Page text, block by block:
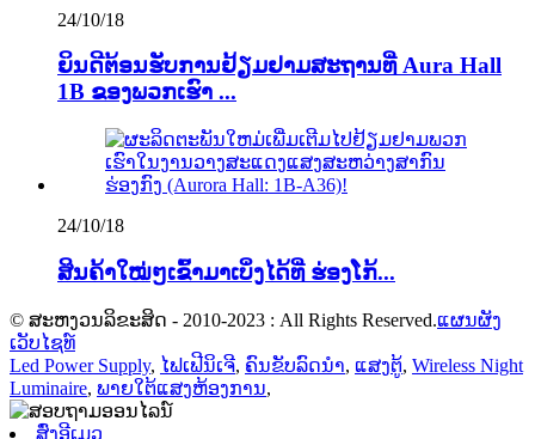
24/10/18
ຍິນ​ດີ​ຕ້ອນ​ຮັບ​ການ​ຢ້ຽມ​ຢາມ​ສະ​ຖານ​ທີ່ Aura Hall
1B ຂອງ​ພວກ​ເຮົາ ...
24/10/18
ສິນຄ້າໃໝ່ໆເຂົ້າມາເບິ່ງໄດ້ທີ່ ຮ່ອງໂກ້...
© ສະຫງວນລິຂະສິດ - 2010-2023 : All Rights Reserved.ແຜນຜັງ
ເວັບໄຊທ໌
Led Power Supply, ໄຟເຟີນິເຈີ, ຄົນຂັບລົດນຳ, ແສງຕູ້, Wireless Night
Luminaire, ພາຍ​ໃຕ້​ແສງ​ຫ້ອງ​ການ​,
ສົ່ງອີເມວ